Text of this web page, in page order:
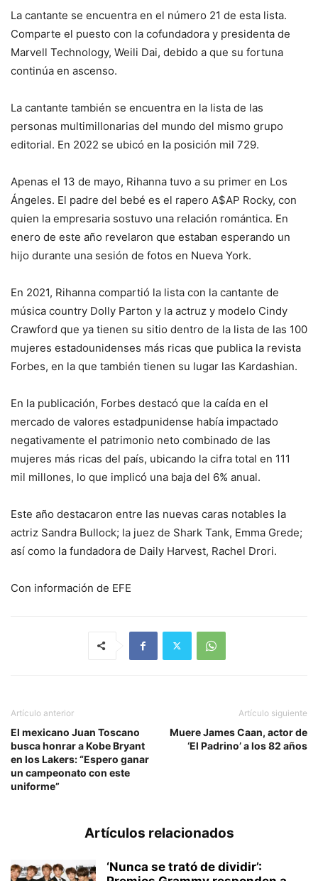
La cantante se encuentra en el número 21 de esta lista.
Comparte el puesto con la cofundadora y presidenta de
Marvell Technology, Weili Dai, debido a que su fortuna
continúa en ascenso.
La cantante también se encuentra en la lista de las
personas multimillonarias del mundo del mismo grupo
editorial. En 2022 se ubicó en la posición mil 729.
Apenas el 13 de mayo, Rihanna tuvo a su primer en Los
Ángeles. El padre del bebé es el rapero A$AP Rocky, con
quien la empresaria sostuvo una relación romántica. En
enero de este año revelaron que estaban esperando un
hijo durante una sesión de fotos en Nueva York.
En 2021, Rihanna compartió la lista con la cantante de
música country Dolly Parton y la actruz y modelo Cindy
Crawford que ya tienen su sitio dentro de la lista de las 100
mujeres estadounidenses más ricas que publica la revista
Forbes, en la que también tienen su lugar las Kardashian.
En la publicación, Forbes destacó que la caída en el
mercado de valores estadpunidense había impactado
negativamente el patrimonio neto combinado de las
mujeres más ricas del país, ubicando la cifra total en 111
mil millones, lo que implicó una baja del 6% anual.
Este año destacaron entre las nuevas caras notables la
actriz Sandra Bullock; la juez de Shark Tank, Emma Grede;
así como la fundadora de Daily Harvest, Rachel Drori.
Con información de EFE
Artículo anterior
El mexicano Juan Toscano
busca honrar a Kobe Bryant
en los Lakers: “Espero ganar
un campeonato con este
uniforme”
Artículo siguiente
Muere James Caan, actor de
‘El Padrino’ a los 82 años
Artículos relacionados
‘Nunca se trató de dividir’: